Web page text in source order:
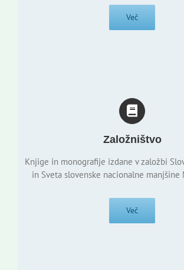
Več
Založništvo
Knjige in monografije izdane v založbi
in Sveta slovenske nacionalne manjšine
Več